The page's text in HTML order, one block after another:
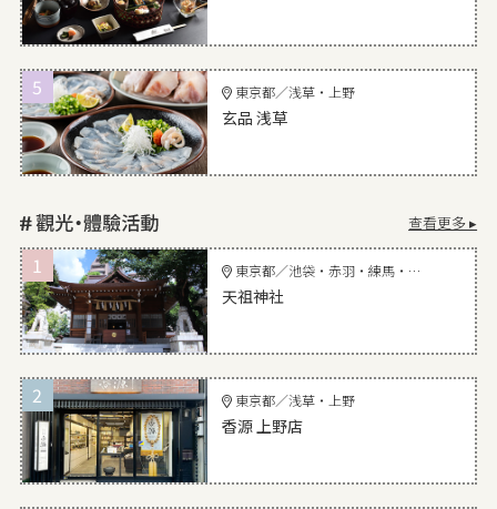
5 東京都／浅草・上野
玄品 浅草
查看更多 ▸
1 東京都／池袋・赤羽・練馬・北千住
天祖神社
2 東京都／浅草・上野
香源 上野店